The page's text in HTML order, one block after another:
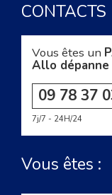
CONTACTS
Vous êtes un
Allo
09 78 37
7j/7 - 24H/24
Vous êtes :